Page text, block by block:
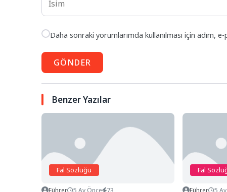
Daha sonraki yorumlarımda kullanılması için adım,
GÖNDER
Benzer Yazılar
Fal Sözlüğü
Führer 5 Ay Önce 73
Fal
Führer 5